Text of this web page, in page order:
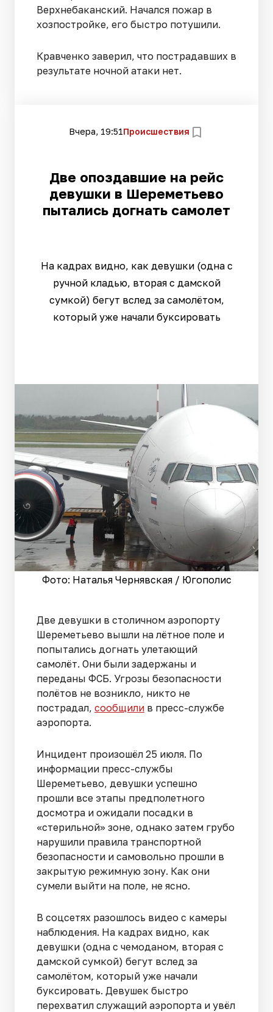
Верхнебаканский. Начался пожар в
хозпостройке, его быстро потушили.
Кравченко заверил, что пострадавших в
результате ночной атаки нет.
Вчера, 19:51Происшествия
Две опоздавшие на рейс
девушки в Шереметьево
пытались догнать самолет
На кадрах видно, как девушки (одна с
ручной кладью, вторая с дамской
сумкой) бегут вслед за самолётом,
который уже начали буксировать
Фото: Наталья Чернявская / Югополис
Две девушки в столичном аэропорту
Шереметьево вышли на лётное поле и
попытались догнать улетающий
самолёт. Они были задержаны и
переданы ФСБ. Угрозы безопасности
полётов не возникло, никто не
пострадал, сообщили в пресс-службе
аэропорта.
Инцидент произошёл 25 июля. По
информации пресс-службы
Шереметьево, девушки успешно
прошли все этапы предполетного
досмотра и ожидали посадки в
«стерильной» зоне, однако затем грубо
нарушили правила транспортной
безопасности и самовольно прошли в
закрытую режимную зону. Как они
сумели выйти на поле, не ясно.
В соцсетях разошлось видео с камеры
наблюдения. На кадрах видно, как
девушки (одна с чемоданом, вторая с
дамской сумкой) бегут вслед за
самолётом, который уже начали
буксировать. Девушек быстро
перехватил служащий аэропорта и увёл